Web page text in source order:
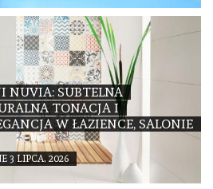
NUVIA: SUBTELNA
TONACJA I
W ŁAZIENCE, SALONIE
3 LIPCA, 2026